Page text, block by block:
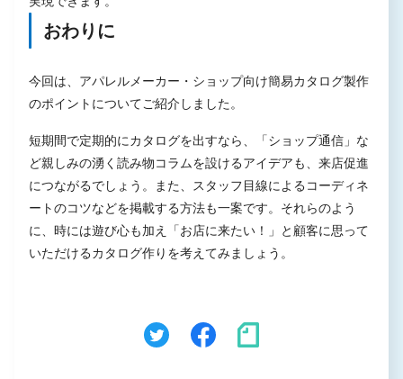
おわりに
今回は、アパレルメーカー・ショップ向け簡易カタログ製作
のポイントについてご紹介しました。
短期間で定期的にカタログを出すなら、「ショップ通信」な
ど親しみの湧く読み物コラムを設けるアイデアも、来店促進
につながるでしょう。また、スタッフ目線によるコーディネ
ートのコツなどを掲載する方法も一案です。それらのよう
に、時には遊び心も加え「お店に来たい！」と顧客に思って
いただけるカタログ作りを考えてみましょう。